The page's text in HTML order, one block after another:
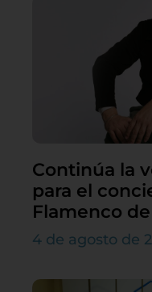
Continúa la
para el
Flamenco
4 de agosto de